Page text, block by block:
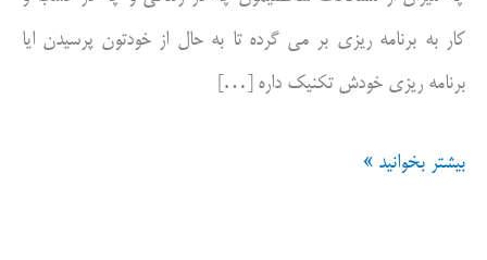
کار به برنامه ریزی بر می گرده تا به حال از خودتون پرسیدن ایا
برنامه ریزی خودش تکنیک داره […]
چرا
بیشتر بخوانید »